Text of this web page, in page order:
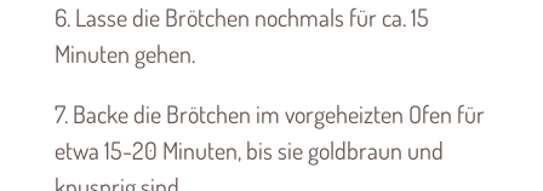
6. Lasse die Brötchen nochmals für ca. 15
Minuten gehen.
7. Backe die Brötchen im vorgeheizten Ofen für
etwa 15-20 Minuten, bis sie goldbraun und